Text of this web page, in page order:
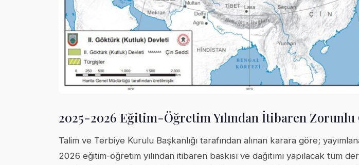
2025-2026 Eğitim-Öğretim Yılından İtibaren Zorunlu
Talim ve Terbiye Kurulu Başkanlığı tarafından alınan karara göre;
2026 eğitim-öğretim yılından itibaren baskısı ve dağıtımı yapılacak tüm